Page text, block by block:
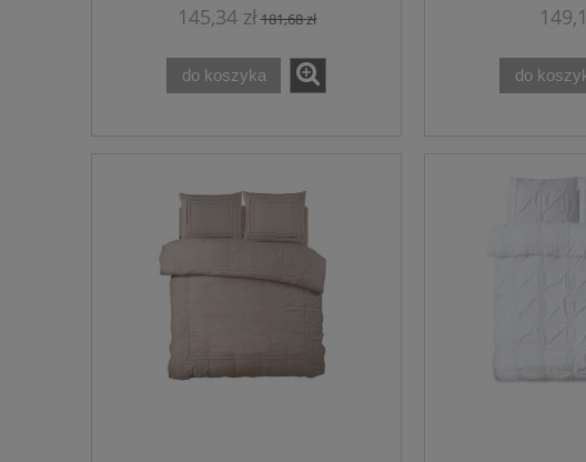
145,34 zł181,68 zł
do koszyka do